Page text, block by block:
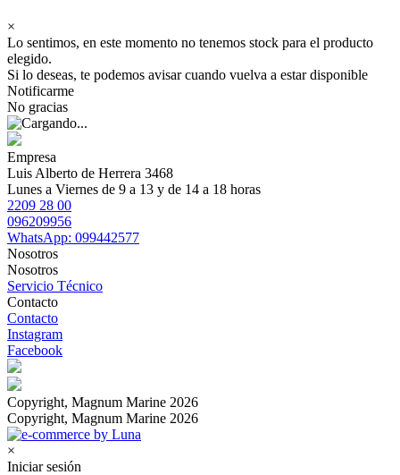
×
Lo sentimos, en este momento no tenemos stock para el producto
elegido.
Si lo deseas, te podemos avisar cuando vuelva a estar disponible
Notificarme
No gracias
Empresa
Luis Alberto de Herrera 3468
Lunes a Viernes de 9 a 13 y de 14 a 18 horas
2209 28 00
096209956
WhatsApp: 099442577
Nosotros
Nosotros
Servicio Técnico
Contacto
Contacto
Instagram
Facebook
Copyright, Magnum Marine 2026
Copyright, Magnum Marine 2026
×
Iniciar sesión